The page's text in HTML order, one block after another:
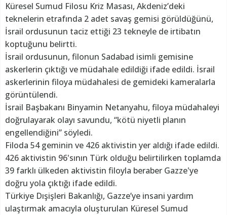
Küresel Sumud Filosu Kriz Masası, Akdeniz’deki
teknelerin etrafında 2 adet savaş gemisi görüldüğünü,
İsrail ordusunun taciz ettiği 23 tekneyle de irtibatın
koptuğunu belirtti.
İsrail ordusunun, filonun Sadabad isimli gemisine
askerlerin çıktığı ve müdahale edildiği ifade edildi. İsrail
askerlerinin filoya müdahalesi de gemideki kameralarla
görüntülendi.
İsrail Başbakanı Binyamin Netanyahu, filoya müdahaleyi
doğrulayarak olayı savundu, “kötü niyetli planın
engellendiğini” söyledi.
Filoda 54 geminin ve 426 aktivistin yer aldığı ifade edildi.
426 aktivistin 96'sının Türk olduğu belirtilirken toplamda
39 farklı ülkeden aktivistin filoyla beraber Gazze'ye
doğru yola çıktığı ifade edildi.
Türkiye Dışişleri Bakanlığı, Gazze’ye insani yardım
ulaştırmak amacıyla oluşturulan Küresel Sumud